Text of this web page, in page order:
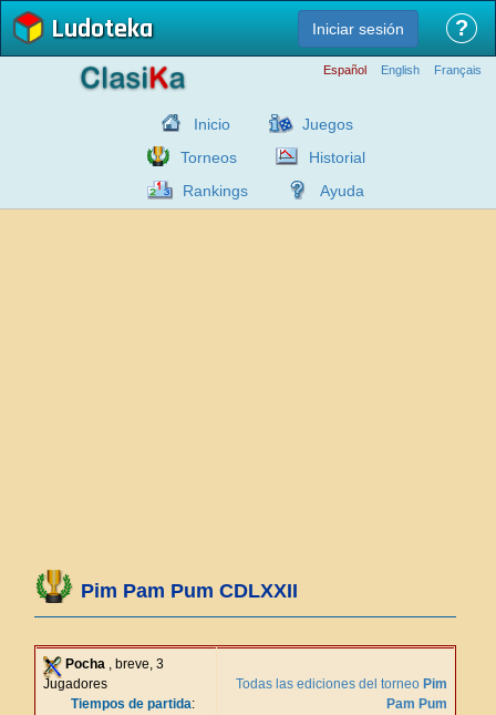
Ludoteka Iniciar sesión ?
Español English Français
Inicio
Juegos
Torneos
Historial
Rankings
Ayuda
Pim Pam Pum CDLXXII
Pocha , breve, 3
Jugadores
Tiempos de partida:
Todas las ediciones del torneo Pim
Pam Pum